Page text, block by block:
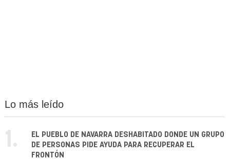
Lo más leído
1.
EL PUEBLO DE NAVARRA DESHABITADO DONDE UN GRUPO
DE PERSONAS PIDE AYUDA PARA RECUPERAR EL
FRONTÓN